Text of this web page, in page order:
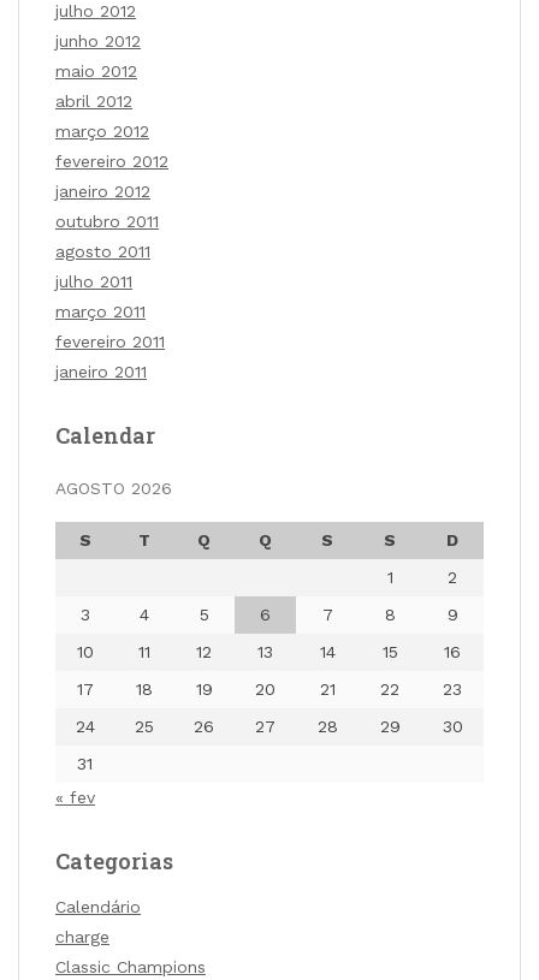
julho 2012
junho 2012
maio 2012
abril 2012
março 2012
fevereiro 2012
janeiro 2012
outubro 2011
agosto 2011
julho 2011
março 2011
fevereiro 2011
janeiro 2011
Calendar
AGOSTO 2026
S T Q Q S S
D
1
2
3
4 5 6 7 8
9
10
11 12 13 14 15
16
17
18 19 20 21 22
23
24
25 26 27 28 29
30
31
« fev
Categorias
Calendário
charge
Classic Champions